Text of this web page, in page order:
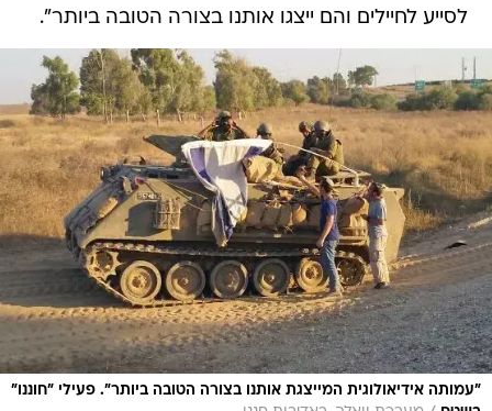
לסייע לחיילים והם ייצגו אותנו בצורה הטובה ביותר".
"עמותה אידיאולוגית המייצגת אותנו בצורה הטובה ביותר". פעילי "חוננו"